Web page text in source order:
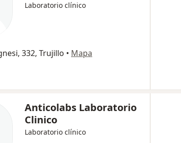
Laboratorio clínico
332, Trujillo • Mapa
Anticolabs Laboratorio
Clinico
Laboratorio clínico